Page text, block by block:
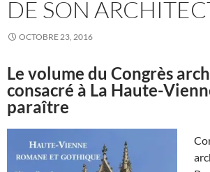
DE SON
OCTOBRE 23, 2016
Le volume du Congrès
consacré à La Haute-
paraître